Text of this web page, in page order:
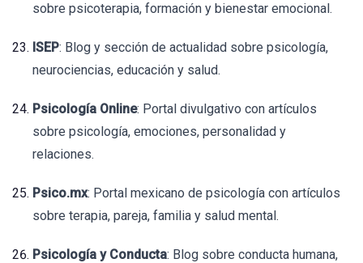
sobre psicoterapia, formación y bienestar emocional.
ISEP: Blog y sección de actualidad sobre psicología,
neurociencias, educación y salud.
Psicología Online: Portal divulgativo con artículos
sobre psicología, emociones, personalidad y
relaciones.
Psico.mx: Portal mexicano de psicología con artículos
sobre terapia, pareja, familia y salud mental.
Psicología y Conducta: Blog sobre conducta humana,